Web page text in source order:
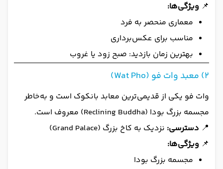
📌 ویژگی‌ها:
معماری منحصر به فرد
مناسب برای عکس‌برداری
بهترین زمان بازدید: صبح زود یا غروب
2) معبد وات فو (Wat Pho)
وات فو یکی از قدیمی‌ترین معابد بانکوک است و به‌خاطر
مجسمه بزرگ بودا (Reclining Buddha) معروف است.
📍 دسترسی: نزدیک به کاخ بزرگ (Grand Palace)
📌 ویژگی‌ها:
مجسمه بزرگ بودا